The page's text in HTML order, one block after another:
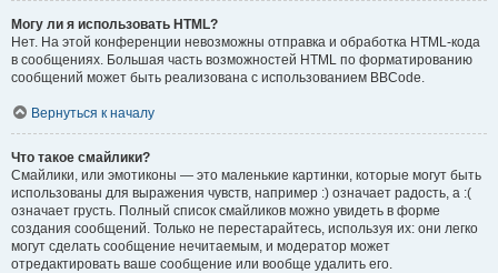
Могу ли я использовать HTML?
Нет. На этой конференции невозможны отправка и обработка HTML-кода
в сообщениях. Большая часть возможностей HTML по форматированию
сообщений может быть реализована с использованием BBCode.
Вернуться к началу
Что такое смайлики?
Смайлики, или эмотиконы — это маленькие картинки, которые могут быть
использованы для выражения чувств, например :) означает радость, а :(
означает грусть. Полный список смайликов можно увидеть в форме
создания сообщений. Только не перестарайтесь, используя их: они легко
могут сделать сообщение нечитаемым, и модератор может
отредактировать ваше сообщение или вообще удалить его.